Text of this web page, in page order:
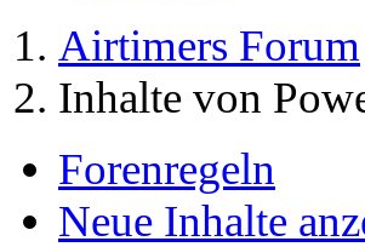
Airtimers Forum
Inhalte von
Forenregeln
Neue Inhalte